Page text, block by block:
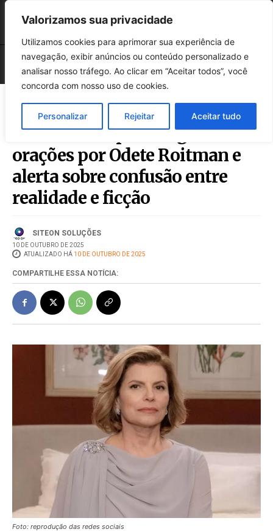
Valorizamos sua privacidade
Utilizamos cookies para aprimorar sua experiência de
navegação, exibir anúncios ou conteúdo personalizado e
analisar nosso tráfego. Ao clicar em “Aceitar todos”, você
concorda com nosso uso de cookies.
Personalizar Rejeitar Aceitar tudo
Padre de Chapecó nega
orações por Odete Roitman e
alerta sobre confusão entre
realidade e ficção
SITEON SOLUÇÕES
10 DE OUTUBRO DE 2025
ATUALIZADO HÁ 10 DE OUTUBRO DE 2025
COMPARTILHE ESSA NOTÍCIA:
Foto: reprodução das redes sociais